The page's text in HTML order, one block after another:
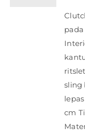
sling
cm